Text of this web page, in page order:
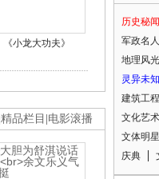
《小龙大功夫》
精品栏目 电影滚播
历史秘闻
军政名人
地理风光
灵异未知
建筑工程
文化艺术
文体明星
庆典